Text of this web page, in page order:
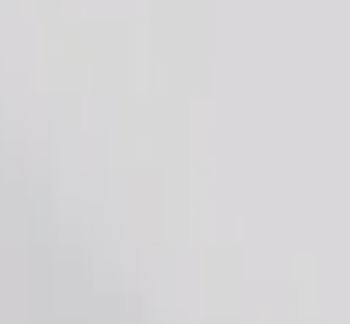
χώρο